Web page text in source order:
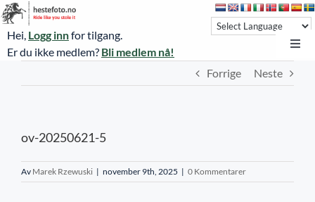
Skip
to
content
Hei, Logg innfor tilgang.
Er du ikke medlem? Bli medlem nå!
Øvrevoll treningsdager
NoARK
Forrige Neste
ov-20250621-5
Av Marek Rzewuski | november 9th, 2025 | 0 Kommentarer